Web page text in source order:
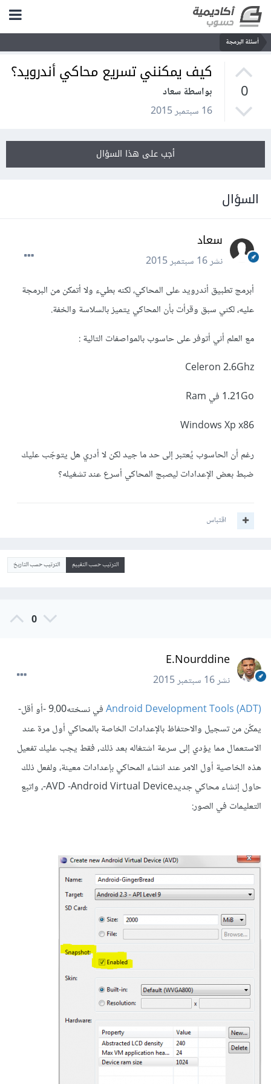
أسئلة البرمجة
0
كيف يمكنني تسريع محاكي أندرويد؟
بواسطة سعاد
16 سبتمبر 2015
أجب على هذا السؤال
السؤال
سعاد
نشر16 سبتمبر 2015
أبرمج تطبيق أندرويد على المحاكي، لكنه بطيء ولا أتمكن من البرمجة
عليه، لكني سبق وقرأت بأن المحاكي يتميز بالسلاسة والخفة.
مع العلم أني أتوفر على حاسوب بالمواصفات التالية :
Celeron 2.6Ghz
1.21Go في Ram
Windows Xp x86
رغم أن الحاسوب يُعتبر إلى حد ما جيد لكن لا أدري هل يتوجّب عليك
ضبط بعض الإعدادات ليصبج المحاكي أسرع عند تشغيله؟
اقتباس
الترتيب حسب التقييم الترتيب حسب التاريخ
0
E.Nourddine
نشر16 سبتمبر 2015
Android Development Tools (ADT)
في نسخته9.00 -أو أقل-
يمكّن من تسجيل والاحتفاظ بالإعدادات الخاصة بالمحاكي أول مرة عند
الاستعمال مما يؤدي إلى سرعة اشتغاله بعد ذلك, فقط يجب عليك تفعيل
هذه الخاصية أول الامر عند انشاء المحاكي بإعدادات معينة، ولفعل ذلك
حاول إنشاء محاكي جديدAVD -Android Virtual Device-، واتبع
التعليمات في الصور: